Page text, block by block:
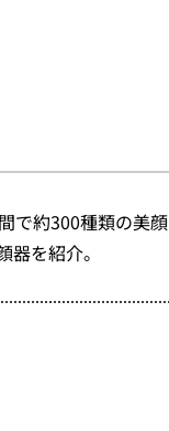
で約300種類の美顔
を紹介。